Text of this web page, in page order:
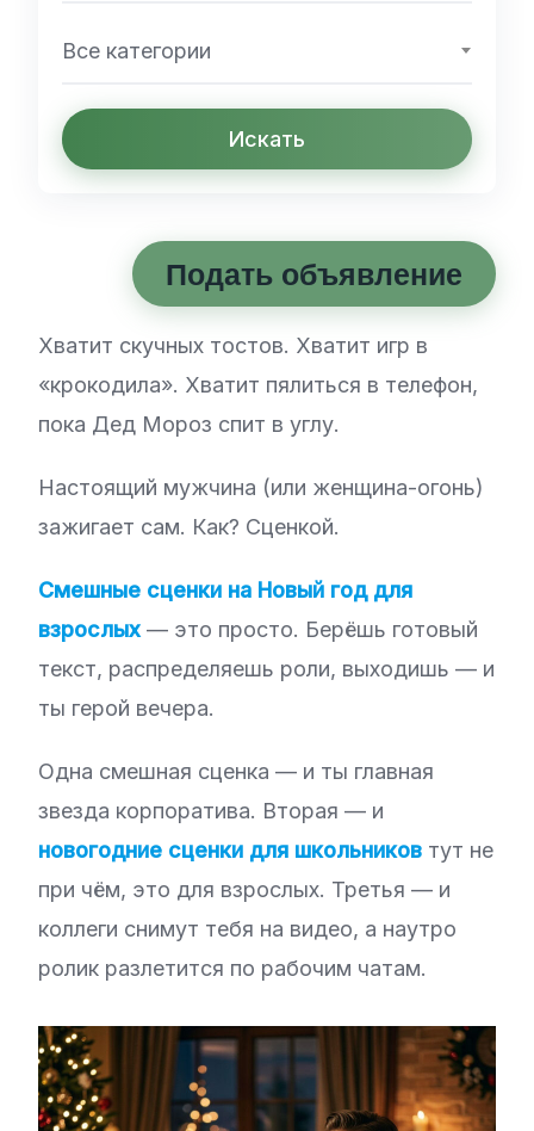
Все категории
Искать
Подать объявление
Хватит скучных тостов. Хватит игр в
«крокодила». Хватит пялиться в телефон,
пока Дед Мороз спит в углу.
Настоящий мужчина (или женщина-огонь)
зажигает сам. Как? Сценкой.
Смешные сценки на Новый год для
взрослых — это просто. Берёшь готовый
текст, распределяешь роли, выходишь — и
ты герой вечера.
Одна смешная сценка — и ты главная
звезда корпоратива. Вторая — и
новогодние сценки для школьников тут не
при чём, это для взрослых. Третья — и
коллеги снимут тебя на видео, а наутро
ролик разлетится по рабочим чатам.